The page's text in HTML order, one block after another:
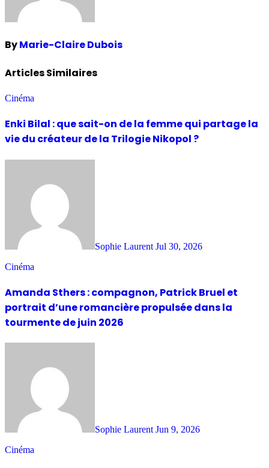
ByMarie-Claire Dubois
Articles Similaires
Cinéma
Enki Bilal : que sait-on de la femme qui partage la
vie du créateur de la Trilogie Nikopol ?
Sophie Laurent Jul 30, 2026
Cinéma
Amanda Sthers : compagnon, Patrick Bruel et
portrait d’une romancière propulsée dans la
tourmente de juin 2026
Sophie Laurent Jun 9, 2026
Cinéma